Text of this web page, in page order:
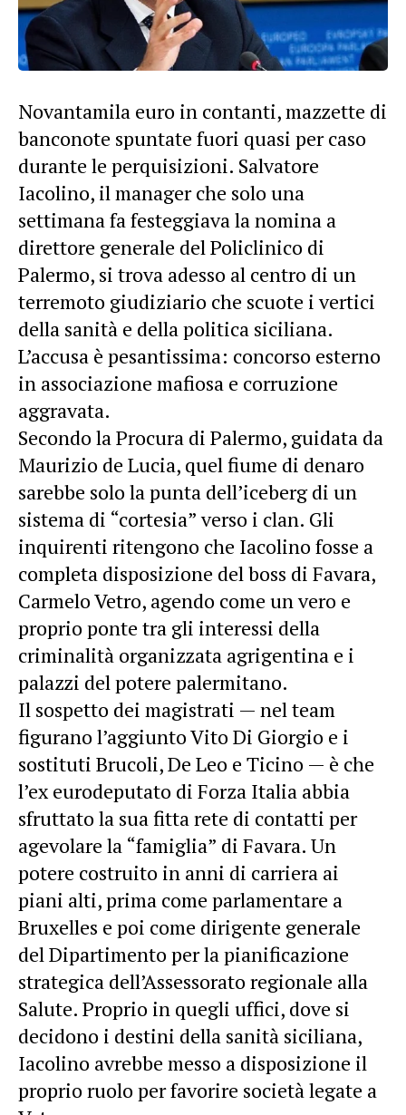
Novantamila euro in contanti, mazzette di
banconote spuntate fuori quasi per caso
durante le perquisizioni. Salvatore
Iacolino, il manager che solo una
settimana fa festeggiava la nomina a
direttore generale del Policlinico di
Palermo, si trova adesso al centro di un
terremoto giudiziario che scuote i vertici
della sanità e della politica siciliana.
L’accusa è pesantissima: concorso esterno
in associazione mafiosa e corruzione
aggravata.
Secondo la Procura di Palermo, guidata da
Maurizio de Lucia, quel fiume di denaro
sarebbe solo la punta dell’iceberg di un
sistema di “cortesia” verso i clan. Gli
inquirenti ritengono che Iacolino fosse a
completa disposizione del boss di Favara,
Carmelo Vetro, agendo come un vero e
proprio ponte tra gli interessi della
criminalità organizzata agrigentina e i
palazzi del potere palermitano.
Il sospetto dei magistrati — nel team
figurano l’aggiunto Vito Di Giorgio e i
sostituti Brucoli, De Leo e Ticino — è che
l’ex eurodeputato di Forza Italia abbia
sfruttato la sua fitta rete di contatti per
agevolare la “famiglia” di Favara. Un
potere costruito in anni di carriera ai
piani alti, prima come parlamentare a
Bruxelles e poi come dirigente generale
del Dipartimento per la pianificazione
strategica dell’Assessorato regionale alla
Salute. Proprio in quegli uffici, dove si
decidono i destini della sanità siciliana,
Iacolino avrebbe messo a disposizione il
proprio ruolo per favorire società legate a